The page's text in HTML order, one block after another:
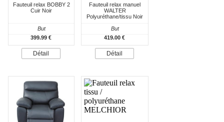
Fauteuil relax BOBBY 2
Cuir Noir
But
399.99 €
Détail
Fauteuil relax manuel
WALTER
Polyuréthane/tissu Noir
But
419.00 €
Détail